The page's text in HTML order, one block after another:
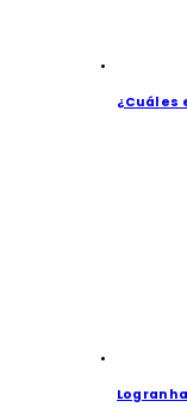
¿Cuál es
Logran